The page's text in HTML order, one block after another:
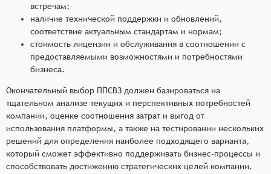
встречам;
наличие технической поддержки и обновлений,
соответствие актуальным стандартам и нормам;
стоимость лицензии и обслуживания в соотношении с
предоставляемыми возможностями и потребностями
бизнеса.
Окончательный выбор ППСВЗ должен базироваться на
тщательном анализе текущих и перспективных потребностей
компании, оценке соотношения затрат и выгод от
использования платформы, а также на тестировании нескольких
решений для определения наиболее подходящего варианта,
который сможет эффективно поддерживать бизнес-процессы и
способствовать достижению стратегических целей компании.